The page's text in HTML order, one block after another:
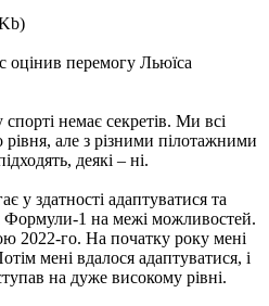
оцінив перемогу Льюїса
немає секретів. Ми всі
але з різними пілотажними
деякі – ні.
у здатності адаптуватися та
Формули-1 на межі можливостей.
2022-го. На початку року мені
мені вдалося адаптуватися, і
на дуже високому рівні.